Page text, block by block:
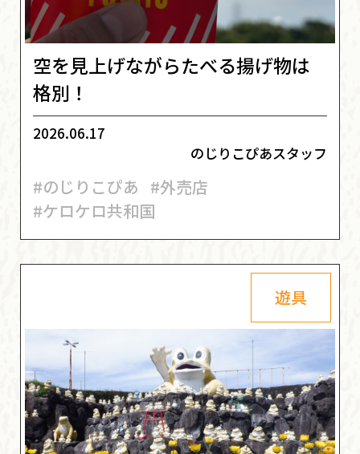
空を見上げながらたべる揚げ物は
格別！
2026.06.17
のじりこぴあスタッフ
#のじりこぴあ #外売店
#ケロケロ共和国
遊具